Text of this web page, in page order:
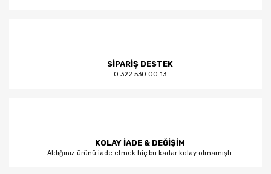
SİPARİŞ DESTEK
0 322 530 00 13
KOLAY İADE & DEĞİŞİM
Aldığınız ürünü iade etmek hiç bu kadar kolay olmamıştı.